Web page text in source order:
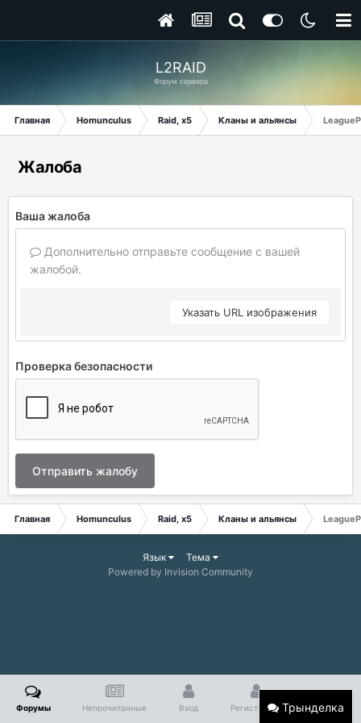
L2RAID
Форум сервера
Главная Homunculus Raid, x5 Кланы и альянсы
Жалоба
Ваша жалоба
Дополнительно отправьте сообщение с вашей
жалобой.
Указать URL изображения
Проверка безопасности
Отправить жалобу
Главная Homunculus Raid, x5 Кланы и альянсы
Трынделка
Язык
Тема
Powered by Invision Community
Форумы Непрочитанные Вход Регистрация Больше